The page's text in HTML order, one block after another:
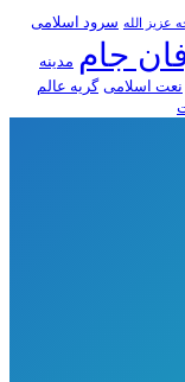
عزیز الله سرود اسلامی
جام مدینه
نعت اسلامی گریه عالم